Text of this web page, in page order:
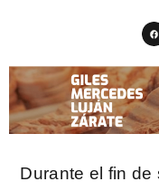
Durante el fin